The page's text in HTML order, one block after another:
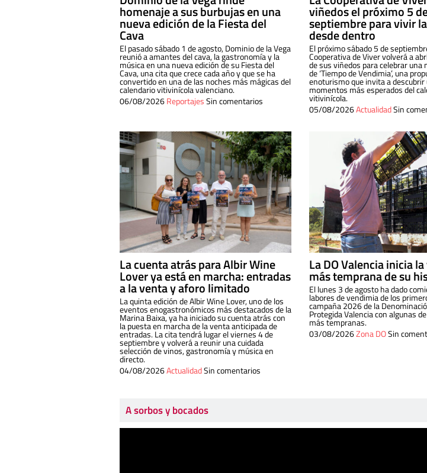
homenaje a sus burbujas en una
nueva edición de la Fiesta del
Cava
El pasado sábado 1 de agosto, Dominio de la Vega
reunió a amantes del cava, la gastronomía y la
música en una nueva edición de su Fiesta del
Cava, una cita que crece cada año y que se ha
convertido en una de las noches más mágicas del
calendario vitivinícola valenciano.
06/08/2026ReportajesSin comentarios
viñedos el próximo 5
septiembre para vivir
desde dentro
El próximo sábado 5 de
Cooperativa de Viver volverá a
de sus viñedos para celebrar una
de ‘Tiempo de Vendimia’, una
enoturismo que invita a descubrir
momentos más esperados del
vitivinícola.
05/08/2026ActualidadSin
La cuenta atrás para Albir Wine
Lover ya está en marcha: entradas
a la venta y aforo limitado
La quinta edición de Albir Wine Lover, uno de los
eventos enogastronómicos más destacados de la
Marina Baixa, ya ha iniciado su cuenta atrás con
la puesta en marcha de la venta anticipada de
entradas. La cita tendrá lugar el viernes 4 de
septiembre y volverá a reunir una cuidada
selección de vinos, gastronomía y música en
directo.
04/08/2026ActualidadSin comentarios
La DO Valencia inicia
más temprana de su
El lunes 3 de agosto ha dado
labores de vendimia de los
campaña 2026 de la
Protegida Valencia con algunas
más tempranas.
03/08/2026Zona DOSin
A sorbos y bocados